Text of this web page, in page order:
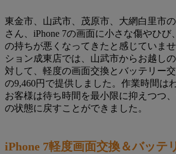
東金市、山武市、茂原市、大網白里市
さん、iPhone 7の画面に小さな傷やひ
の持ちが悪くなってきたと感じていま
ション成東店では、山武市からお越し
対して、軽度の画面交換とバッテリー
の9,460円で提供しました。作業時間は
お客様は待ち時間を最小限に抑えつつ
の状態に戻すことができました。
iPhone 7軽度画面交換＆バッテ